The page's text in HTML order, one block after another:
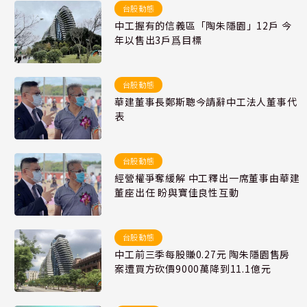
台股動態
中工握有的信義區「陶朱隱園」12戶 今
年以售出3戶爲目標
台股動態
華建董事長鄭斯聰今請辭中工法人董事代
表
台股動態
經營權爭奪緩解 中工釋出一席董事由華建
董座出任 盼與寶佳良性互動
台股動態
中工前三季每股賺0.27元 陶朱隱園售房
案遭買方砍價9000萬降到11.1億元